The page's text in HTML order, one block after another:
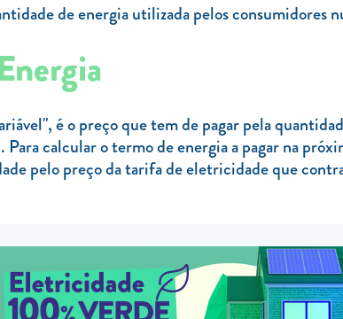
de energia utilizada pelos consumidores
é o preço que tem de pagar pela
calcular o termo de energia a pagar na
pelo preço da tarifa de eletricidade que